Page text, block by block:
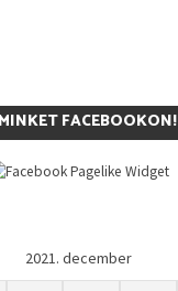
FACEBOOKON!
2021. december